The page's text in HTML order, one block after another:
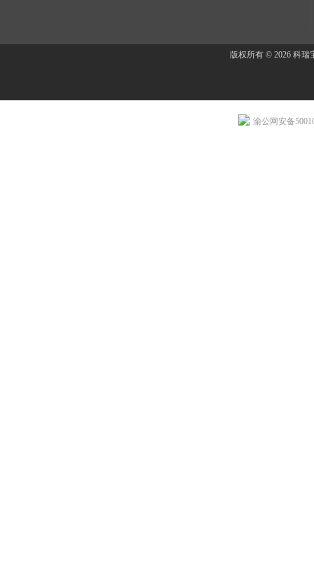
版权所有 © 2026 科
渝公网安备